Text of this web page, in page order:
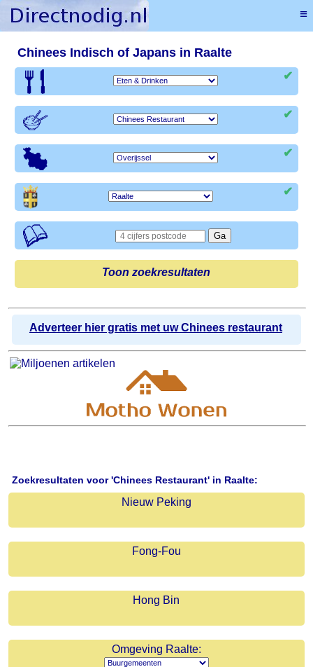
Chinees Indisch of Japans in Raalte
✔
✔
✔
✔
Toon zoekresultaten
Adverteer hier gratis met uw Chinees restaurant
Zoekresultaten voor 'Chinees Restaurant' in Raalte:
Nieuw Peking
Fong-Fou
Hong Bin
Omgeving Raalte:
≡